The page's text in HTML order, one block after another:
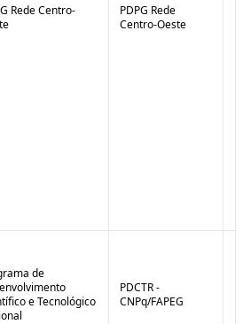
Rede Centro-
PDPG Rede
Centro-Oeste
de
e Tecnológico
PDCTR -
CNPq/FAPEG